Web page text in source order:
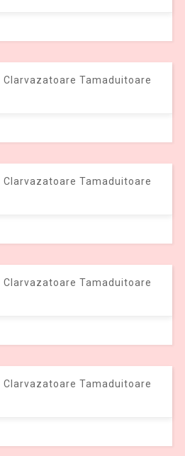
Tamaduitoare
Tamaduitoare
Tamaduitoare
Tamaduitoare